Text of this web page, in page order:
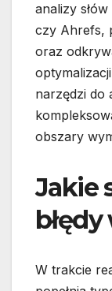
analizy
czy Ahrefs,
oraz
narzędzi do
obszary
Jakie
W trakcie